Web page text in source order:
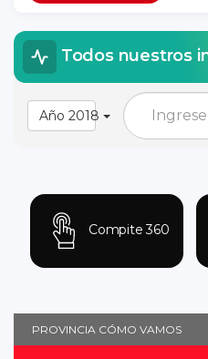
Todos nuestros
Año 2018
Compite 360
PROVINCIA CÓMO VAMOS